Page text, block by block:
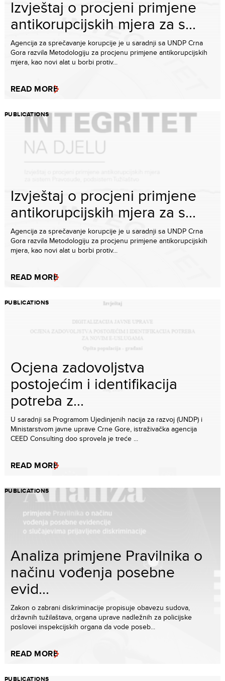
Izvještaj o procjeni primjene
antikorupcijskih mjera za s...
Agencija za sprečavanje korupcije je u saradnji sa UNDP Crna
Gora razvila Metodologiju za procjenu primjene antikorupcijskih
mjera, kao novi alat u borbi protiv...
READ MORE
PUBLICATIONS
Izvještaj o procjeni primjene
antikorupcijskih mjera za s...
Agencija za sprečavanje korupcije je u saradnji sa UNDP Crna
Gora razvila Metodologiju za procjenu primjene antikorupcijskih
mjera, kao novi alat u borbi protiv...
READ MORE
PUBLICATIONS
Ocjena zadovoljstva
postojećim i identifikacija
potreba z...
U saradnji sa Programom Ujedinjenih nacija za razvoj (UNDP) i
Ministarstvom javne uprave Crne Gore, istraživačka agencija
CEED Consulting doo sprovela je treće ...
READ MORE
PUBLICATIONS
Analiza primjene Pravilnika o
načinu vođenja posebne
evid...
Zakon o zabrani diskriminacije propisuje obavezu sudova,
državnih tužilaštava, organa uprave nadležnih za policijske
poslovei inspekcijskih organa da vode poseb...
READ MORE
PUBLICATIONS